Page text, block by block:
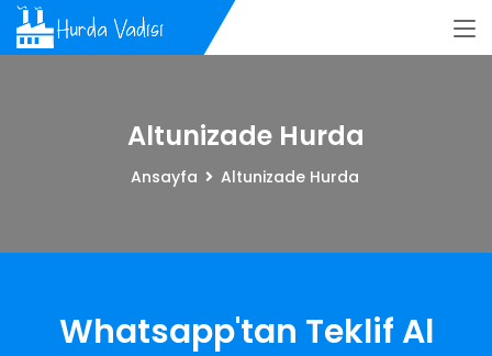
Altunizade Hurda
Ansayfa Altunizade Hurda
Whatsapp'tan Teklif Al